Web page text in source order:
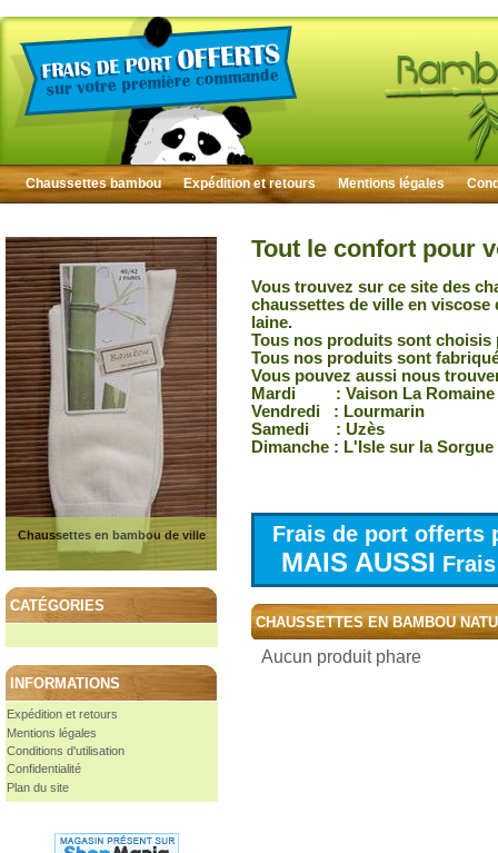
Chaussettes bambou Expédition et retours Mentions légales
Chaussettes en bambou de ville
CATÉGORIES
INFORMATIONS
Expédition et retours
Mentions légales
Conditions d'utilisation
Confidentialité
Plan du site
Tout le confort pour
Vous trouvez sur ce site des
chaussettes de ville en
laine.
Tous nos produits sont choisis
Tous nos produits sont
Vous pouvez aussi nous
Mardi : Vaison La Romaine
Vendredi : Lourmarin
Samedi : Uzès
Dimanche : L'Isle sur la Sorgue
Frais de port offerts
MAIS AUSSI
CHAUSSETTES EN BAMBOU
Aucun produit phare